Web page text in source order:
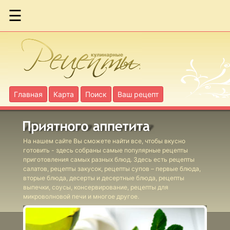
☰
Главная Карта Поиск Ваш рецепт
На нашем сайте Вы сможете найти все, чтобы вкусно
готовить - здесь собраны самые популярные рецепты
приготовления самых разных блюд. Здесь есть рецепты
салатов, рецепты закусок, рецепты супов – первые блюда,
вторые блюда, десерты и десертные блюда, рецепты
выпечки, соусы, консервирование, рецепты для
микроволновой печи и многое другое.
Ассорти
запеченное из
цветной
Бекон жареный
с яблоками по-
шведски
Блюдо с сыром
печеное
шведское